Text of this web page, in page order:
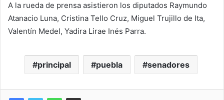
A la rueda de prensa asistieron los diputados Raymundo
Atanacio Luna, Cristina Tello Cruz, Miguel Trujillo de Ita,
Valentín Medel, Yadira Lirae Inés Parra.
principal puebla senadores